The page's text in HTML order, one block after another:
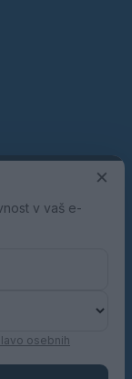
×
v vaš e-
osebnih